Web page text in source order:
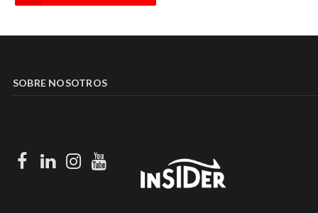
SOBRE NOSOTROS
Facebook
LinkedIn
Instagram
Youtube